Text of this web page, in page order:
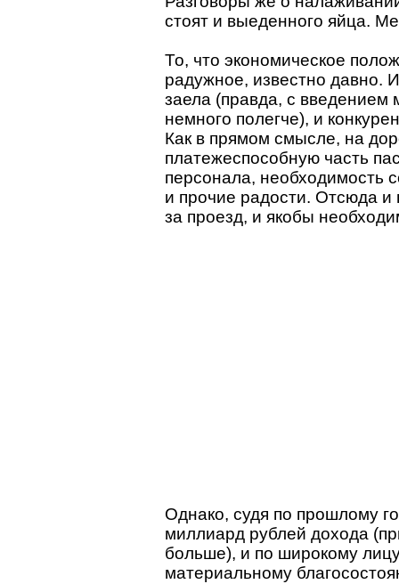
стоят и выеденного яйца.
То, что экономическое
радужное, известно давно.
заела (правда, с введением
немного полегче), и
Как в прямом смысле, на
платежеспособную часть
персонала, необходимость
и прочие радости. Отсюда и
за проезд, и якобы
Однако, судя по прошлому
миллиард рублей дохода
больше), и по широкому
материальному